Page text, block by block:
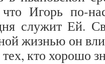
Игорь по-
служит Ей.
жизнью он
кто хорошо